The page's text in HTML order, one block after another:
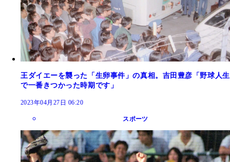
王ダイエーを襲った「生卵事件」の真相。吉田豊彦「野球人生
で一番きつかった時期です」
2023年04月27日 06:20
スポーツ